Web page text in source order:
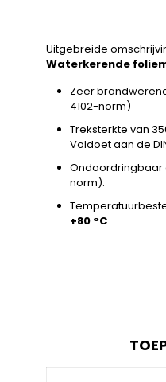
Uitgebreide
Waterkerende
Zeer
4102-norm)
Treksterkte van
Voldoet aan de
Ondoordringbaar
norm).
+80 °C.